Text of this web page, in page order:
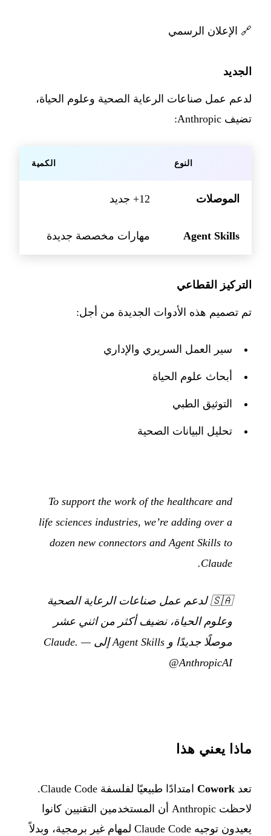
🔗 الإعلان الرسمي
الجديد
لدعم عمل صناعات الرعاية الصحية وعلوم الحياة،
تضيف Anthropic:
النوع الكمية
الموصلات 12+ جديد
Agent Skills مهارات مخصصة جديدة
التركيز القطاعي
تم تصميم هذه الأدوات الجديدة من أجل:
سير العمل السريري والإداري
أبحاث علوم الحياة
التوثيق الطبي
تحليل البيانات الصحية
To support the work of the healthcare and
life sciences industries, we’re adding over a
dozen new connectors and Agent Skills to
Claude.
🇸🇦 لدعم عمل صناعات الرعاية الصحية
وعلوم الحياة، نضيف أكثر من اثني عشر
موصلًا جديدًا و Agent Skills إلى Claude.
—
@AnthropicAI
ماذا يعني هذا
تعد Cowork
امتدادًا طبيعيًا لفلسفة Claude Code.
لاحظت Anthropic أن المستخدمين التقنيين كانوا
يعيدون توجيه Claude Code لمهام غير برمجية، وبدلاً